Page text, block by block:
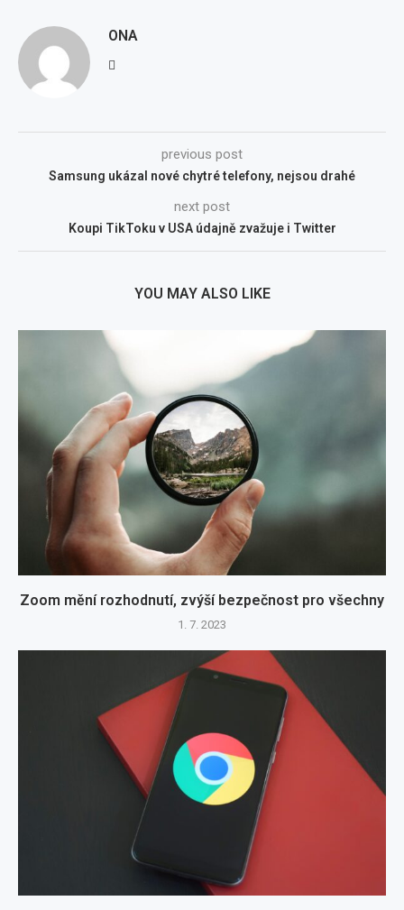
ONA
previous post
Samsung ukázal nové chytré telefony, nejsou drahé
next post
Koupi TikToku v USA údajně zvažuje i Twitter
YOU MAY ALSO LIKE
Zoom mění rozhodnutí, zvýší bezpečnost pro všechny
1. 7. 2023